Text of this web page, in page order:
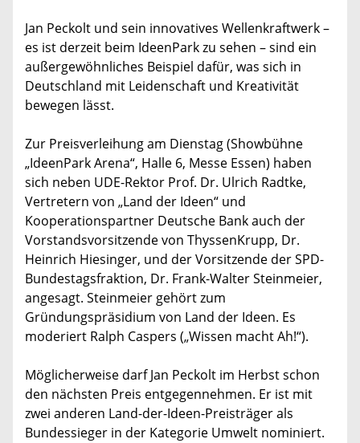
Jan Peckolt und sein innovatives Wellenkraftwerk –
es ist derzeit beim IdeenPark zu sehen – sind ein
außergewöhnliches Beispiel dafür, was sich in
Deutschland mit Leidenschaft und Kreativität
bewegen lässt.
Zur Preisverleihung am Dienstag (Showbühne
„IdeenPark Arena“, Halle 6, Messe Essen) haben
sich neben UDE-Rektor Prof. Dr. Ulrich Radtke,
Vertretern von „Land der Ideen“ und
Kooperationspartner Deutsche Bank auch der
Vorstandsvorsitzende von ThyssenKrupp, Dr.
Heinrich Hiesinger, und der Vorsitzende der SPD-
Bundestagsfraktion, Dr. Frank-Walter Steinmeier,
angesagt. Steinmeier gehört zum
Gründungspräsidium von Land der Ideen. Es
moderiert Ralph Caspers („Wissen macht Ah!“).
Möglicherweise darf Jan Peckolt im Herbst schon
den nächsten Preis entgegennehmen. Er ist mit
zwei anderen Land-der-Ideen-Preisträger als
Bundessieger in der Kategorie Umwelt nominiert.